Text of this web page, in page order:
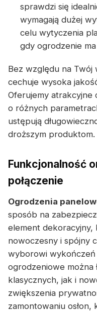
sprawdzi się
wymagają dużej
celu wytyczenia
gdy ogrodzenie
Bez względu na Twój
cechuje wysoka
Oferujemy atrakcyjne
o różnych
ustępują
droższym produktom.
Funkcjonalność
połączenie
Ogrodzenia
sposób na
element
nowoczesny i spójny
wyborowi
ogrodzeniowe można
klasycznych, jak i
zwiększenia
zamontowaniu